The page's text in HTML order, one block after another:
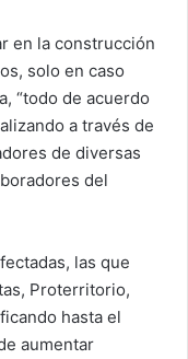
en la construcción
solo en caso
“todo de acuerdo
a través de
de diversas
del
las que
Proterritorio,
hasta el
aumentar